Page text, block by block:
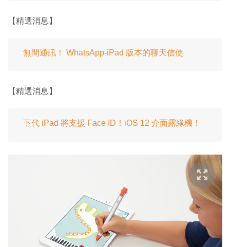
【精選消息】
無間通訊！ WhatsApp-iPad 版本的聊天信使
【精選消息】
下代 iPad 將支援 Face ID！iOS 12 介面露緣機！